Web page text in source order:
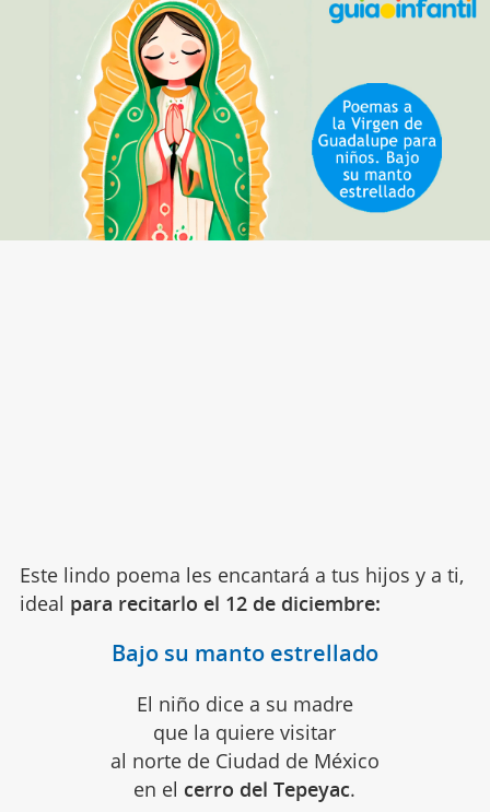
Este lindo poema les encantará a tus hijos y a ti,
ideal para recitarlo el 12 de diciembre:
Bajo su manto estrellado
El niño dice a su madre
que la quiere visitar
al norte de Ciudad de México
en el cerro del Tepeyac.